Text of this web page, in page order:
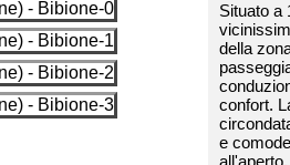
Situato a
della
confort.
e
all'aperto.